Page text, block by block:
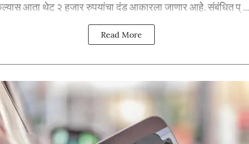
आता थेट २ हजार रुपयांचा दंड आकारला जाणार आहे. संबंधित प् ...
Read More